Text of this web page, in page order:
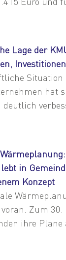
Lage der
hat
deutlich
in
Konzept
Zum
ihre Pläne